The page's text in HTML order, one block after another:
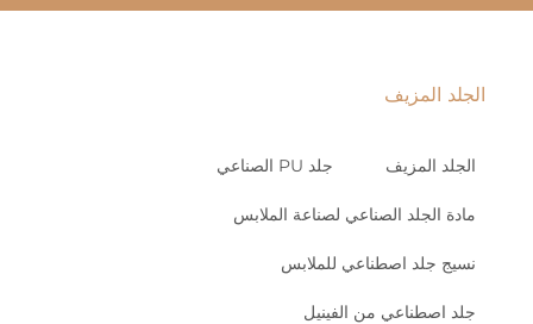
الجلد المزيف
الجلد المزيف جلد PU الصناعي
مادة الجلد الصناعي لصناعة الملابس
نسيج جلد اصطناعي للملابس
جلد اصطناعي من الفينيل